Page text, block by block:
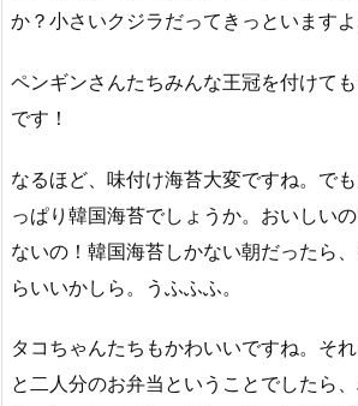
か？小さいクジラだってきっといますよ
ペンギンさんたちみんな王冠を付けて
です！
なるほど、味付け海苔大変ですね。で
っぱり韓国海苔でしょうか。おいしい
ないの！韓国海苔しかない朝だったら
らいいかしら。うふふふ。
タコちゃんたちもかわいいですね。そ
と二人分のお弁当ということでしたら